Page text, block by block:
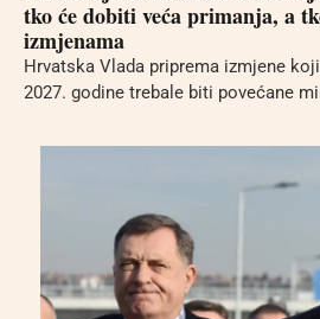
tko će dobiti veća primanja, a
izmjenama
Hrvatska Vlada priprema izmjene
2027. godine trebale biti povećane